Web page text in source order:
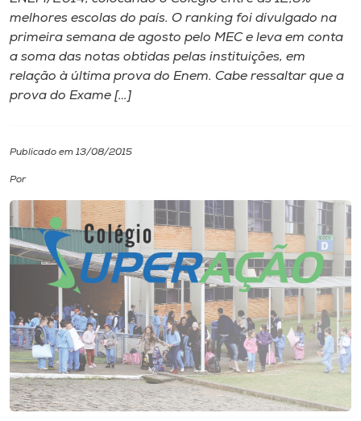
I.nova
Diplomados
Biblioteca
Editora
Rádio
Museu
melhores escolas do país. O ranking foi divulgado na
primeira semana de agosto pelo MEC e leva em conta
a soma das notas obtidas pelas instituições, em
relação à última prova do Enem. Cabe ressaltar que a
prova do Exame […]
Publicado em 13/08/2015
Por